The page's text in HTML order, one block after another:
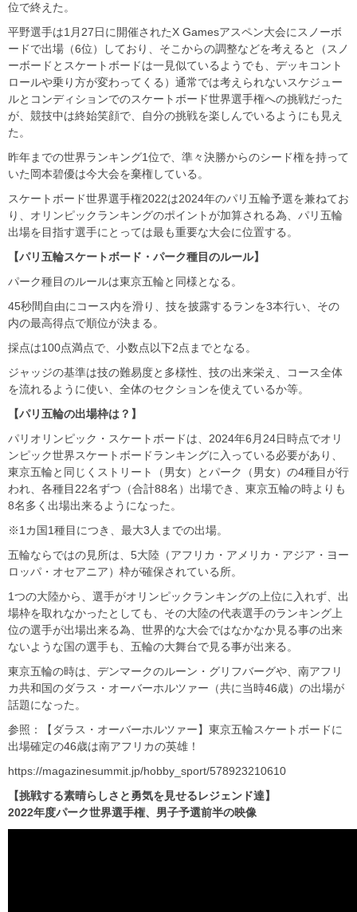
位で終えた。
平野選手は1月27日に開催されたX Gamesアスペン大会にスノーボ
ードで出場（6位）しており、そこからの調整などを考えると（スノ
ーボードとスケートボードは一見似ているようでも、デッキコント
ロールや乗り方が変わってくる）通常では考えられないスケジュー
ルとコンディションでのスケートボード世界選手権への挑戦だった
が、競技中は終始笑顔で、自分の挑戦を楽しんでいるようにも見え
た。
昨年までの世界ランキング1位で、準々決勝からのシード権を持って
いた岡本碧優は今大会を棄権している。
スケートボード世界選手権2022は2024年のパリ五輪予選を兼ねてお
り、オリンピックランキングのポイントが加算される為、パリ五輪
出場を目指す選手にとっては最も重要な大会に位置する。
【パリ五輪スケートボード・パーク種目のルール】
パーク種目のルールは東京五輪と同様となる。
45秒間自由にコース内を滑り、技を披露するランを3本行い、その
内の最高得点で順位が決まる。
採点は100点満点で、小数点以下2点までとなる。
ジャッジの基準は技の難易度と多様性、技の出来栄え、コース全体
を流れるように使い、全体のセクションを使えているか等。
【パリ五輪の出場枠は？】
パリオリンピック・スケートボードは、2024年6月24日時点でオリ
ンピック世界スケートボードランキングに入っている必要があり、
東京五輪と同じくストリート（男女）とパーク（男女）の4種目が行
われ、各種目22名ずつ（合計88名）出場でき、東京五輪の時よりも
8名多く出場出来るようになった。
※1カ国1種目につき、最大3人までの出場。
五輪ならではの見所は、5大陸（アフリカ・アメリカ・アジア・ヨー
ロッパ・オセアニア）枠が確保されている所。
1つの大陸から、選手がオリンピックランキングの上位に入れず、出
場枠を取れなかったとしても、その大陸の代表選手のランキング上
位の選手が出場出来る為、世界的な大会ではなかなか見る事の出来
ないような国の選手も、五輪の大舞台で見る事が出来る。
東京五輪の時は、デンマークのルーン・グリフバーグや、南アフリ
カ共和国のダラス・オーバーホルツァー（共に当時46歳）の出場が
話題になった。
参照：【ダラス・オーバーホルツァー】東京五輪スケートボードに
出場確定の46歳は南アフリカの英雄！
https://magazinesummit.jp/hobby_sport/578923210610
【挑戦する素晴らしさと勇気を見せるレジェンド達】
2022年度パーク世界選手権、男子予選前半の映像